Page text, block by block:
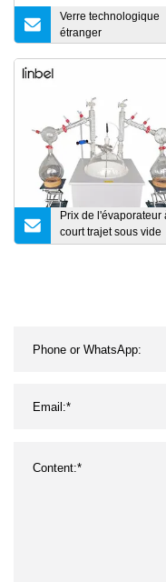
Verre technologique
étranger
Prix ​​​​de l'évaporateur
court trajet sous vide
chimique de